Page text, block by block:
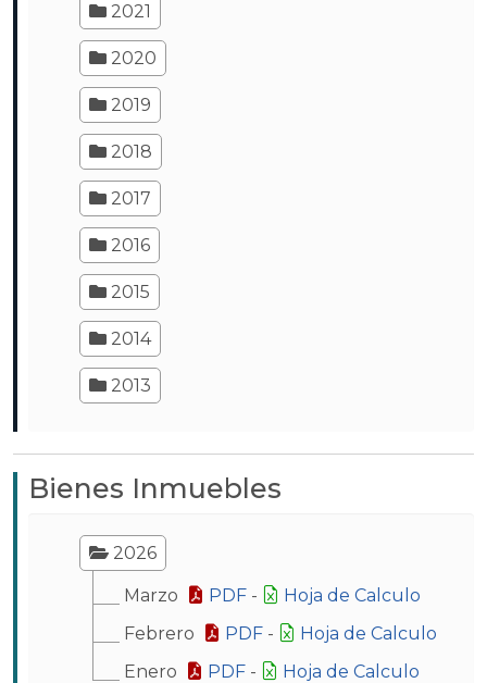
2021
2020
2019
2018
2017
2016
2015
2014
2013
Bienes Inmuebles
2026
Marzo PDF -
Hoja de Calculo
Febrero
PDF -
Hoja de Calculo
Enero
PDF - Hoja de Calculo